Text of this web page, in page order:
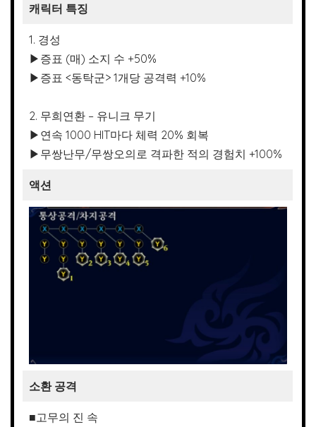
캐릭터 특징
1. 경성
▶증표 (매) 소지 수 +50%
▶증표 <동탁군> 1개당 공격력 +10%
2. 무희연환 – 유니크 무기
▶연속 1000 HIT마다 체력 20% 회복
▶무쌍난무/무쌍오의로 격파한 적의 경험치 +100%
액션
소환 공격
■고무의 진 속